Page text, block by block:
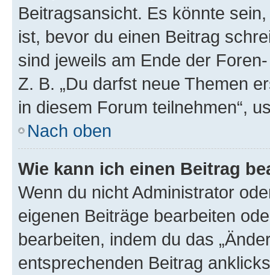
Beitragsansicht. Es könnte
ist, bevor du einen Beitrag
sind jeweils am Ende der
Z. B. „Du darfst neue Themen
in diesem Forum teilnehmen“,
Nach oben
Wie kann ich einen Beitrag
Wenn du nicht Administrator
eigenen Beiträge bearbeiten
bearbeiten, indem du das
entsprechenden Beitrag